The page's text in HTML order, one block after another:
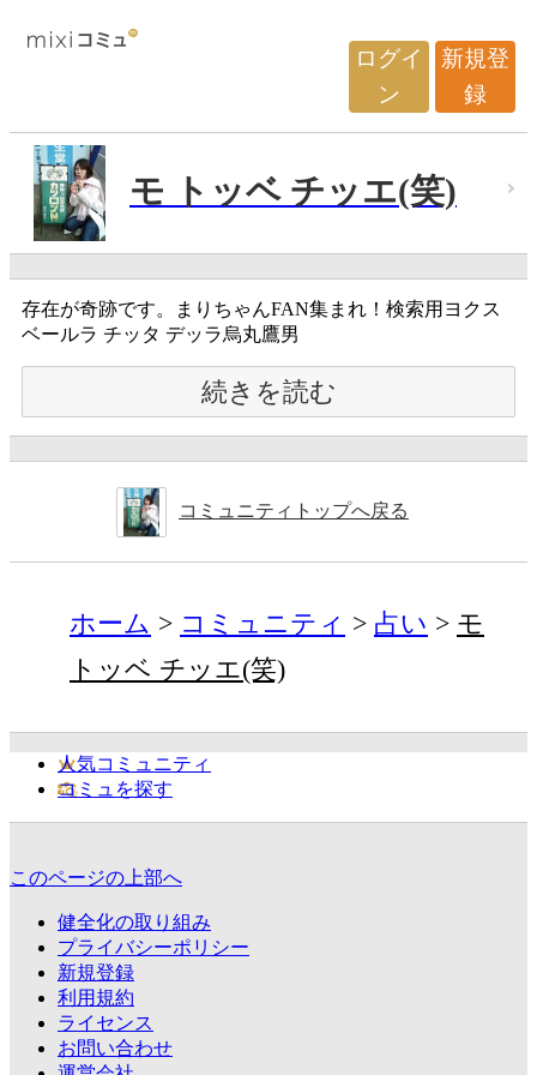
ログイ
ン
新規登
録
モ トッベ チッエ(笑)
存在が奇跡です。まりちゃんFAN集まれ！検索用ヨクス
ベールラ チッタ デッラ烏丸鷹男
続きを読む
コミュニティトップへ戻る
ホーム コミュニティ 占い
モ
トッベ チッエ(笑)
人気コミュニティ
コミュを探す
このページの上部へ
健全化の取り組み
プライバシーポリシー
新規登録
利用規約
ライセンス
お問い合わせ